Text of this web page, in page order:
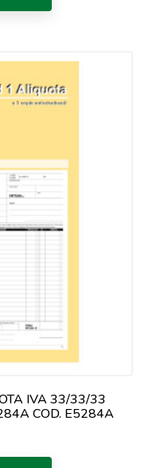
IVA 33/33/33
COD. E5284A